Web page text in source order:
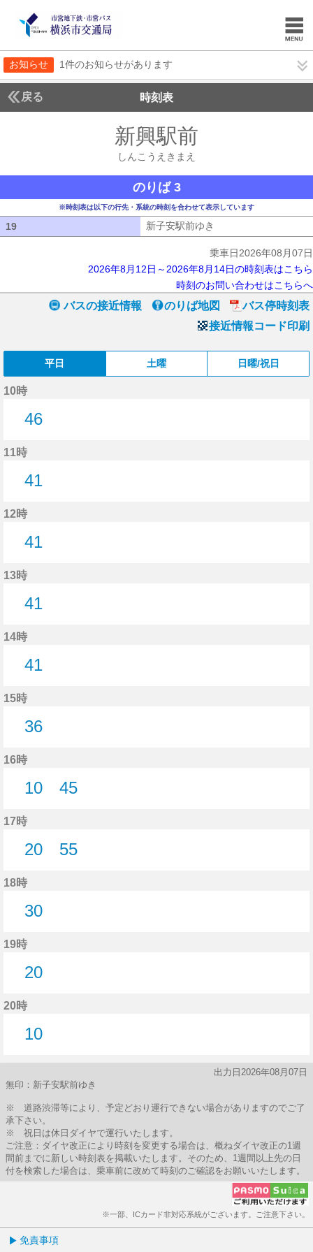
お知らせ 1件のお知らせがあります
戻る 時刻表
新興駅前
しんこうえきまえ
のりば 3
※時刻表は以下の行先・系統の時刻を合わせて表示しています
19 新子安駅前ゆき
乗車日2026年08月07日
2026年8月12日～2026年8月14日の時刻表はこちら
時刻のお問い合わせはこちらへ
バスの接近情報 のりば地図
バス停時刻表
接近情報コード印刷
平日 土曜 日曜/祝日
10時
46
11時
41
12時
41
13時
41
14時
41
15時
36
16時
10
45
17時
20
55
18時
30
19時
20
20時
10
出力日2026年08月07日
無印：新子安駅前ゆき
※ 道路渋滞等により、予定どおり運行できない場合がありますのでご了
承下さい。
※ 祝日は休日ダイヤで運行いたします。
ご注意：ダイヤ改正により時刻を変更する場合は、概ねダイヤ改正の1週
間前までに新しい時刻表を掲載いたします。そのため、1週間以上先の日
付を検索した場合は、乗車前に改めて時刻のご確認をお願いいたします。
※一部、ICカード非対応系統がございます。ご注意下さい。
免責事項